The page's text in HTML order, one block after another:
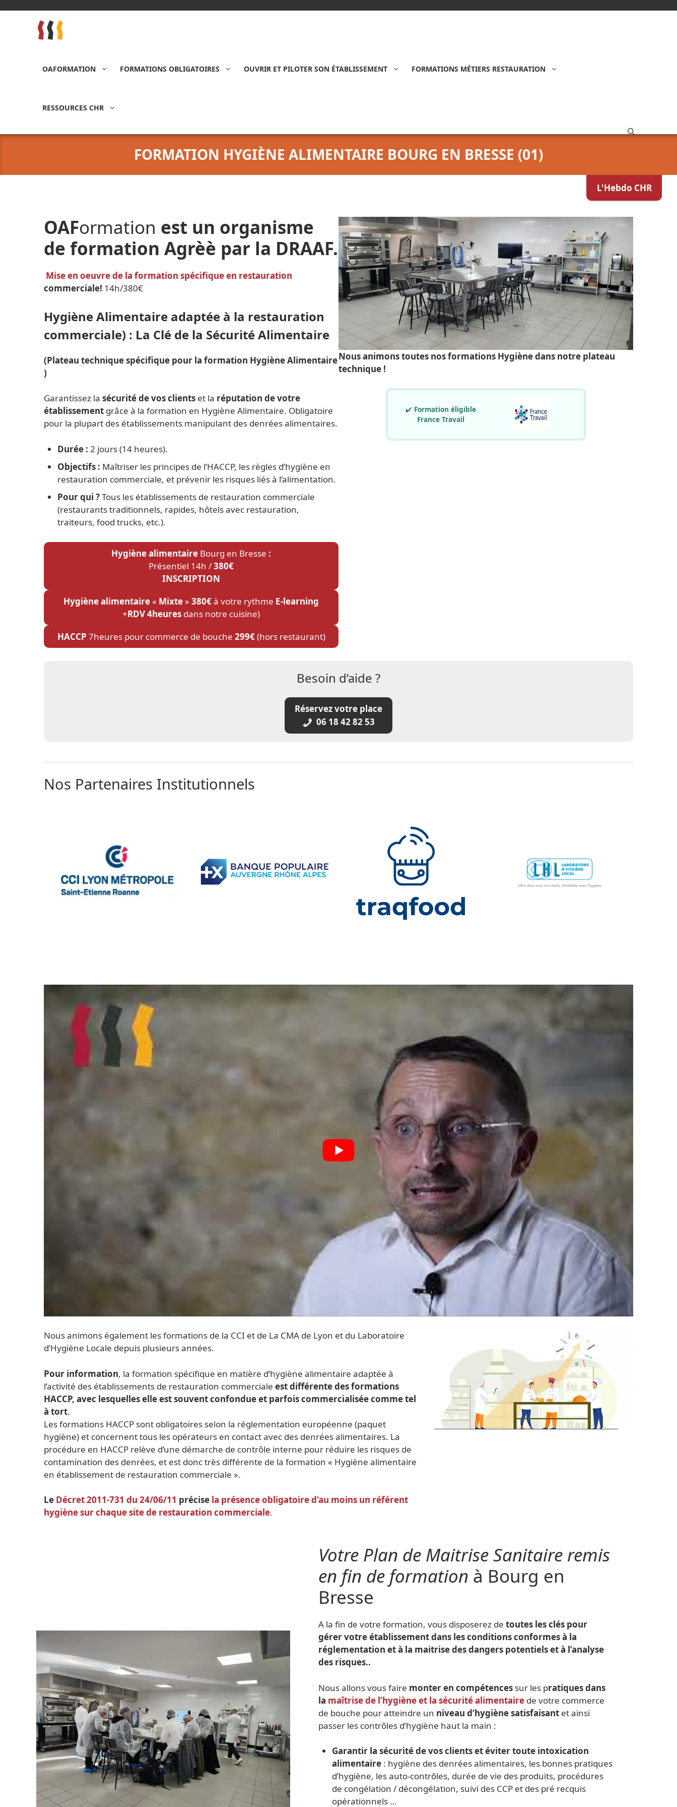
OAFORMATION FORMATIONS OBLIGATOIRES OUVRIR ET PILOTER SON ÉTABLISSEMENT FORMATIONS MÉTIERS RESTAURATION
RESSOURCES CHR
FORMATION HYGIÈNE ALIMENTAIRE BOURG EN BRESSE (01)
L'Hebdo CHR
OAFormation est un organisme
de formation Agrèè par la DRAAF.
Mise en oeuvre de la formation spécifique en restauration
commerciale! 14h/380€
Hygiène Alimentaire adaptée à la restauration
commerciale) : La Clé de la Sécurité Alimentaire
(Plateau technique spécifique pour la formation Hygiène Alimentaire
)
Garantissez la sécurité de vos clients et la réputation de votre
établissement grâce à la formation en Hygiène Alimentaire. Obligatoire
pour la plupart des établissements manipulant des denrées alimentaires.
Durée : 2 jours (14 heures).
Objectifs : Maîtriser les principes de l’HACCP, les règles d’hygiène en
restauration commerciale, et prévenir les risques liés à l’alimentation.
Pour qui ?Tous les établissements de restauration commerciale
(restaurants traditionnels, rapides, hôtels avec restauration,
traiteurs, food trucks, etc.).
Hygiène alimentaire Bourg en Bresse :
Présentiel 14h /380€
INSCRIPTION
Hygiène alimentaire« Mixte » 380€à votre rythme E-learning
+RDV 4heures dans notre cuisine)
HACCP 7heures pour commerce de bouche 299€(hors restaurant)
Nous animons toutes nos formations Hygiène dans notre plateau
technique !
✔️ Formation éligible
France Travail
Besoin d’aide ?
Réservez votre place
06 18 42 82 53
Nos Partenaires Institutionnels
Nous animons également les formations de la CCI et de La CMA de Lyon et du Laboratoire
d’Hygiène Locale depuis plusieurs années.
Pour information, la formation spécifique en matière d’hygiène alimentaire adaptée à
l’activité des établissements de restauration commerciale est différente des formations
HACCP, avec lesquelles elle est souvent confondue et parfois commercialisée comme tel
à tort.
Les formations HACCP sont obligatoires selon la réglementation européenne (paquet
hygiène) et concernent tous les opérateurs en contact avec des denrées alimentaires. La
procédure en HACCP relève d’une démarche de contrôle interne pour réduire les risques de
contamination des denrées, et est donc très différente de la formation « Hygiène alimentaire
en établissement de restauration commerciale ».
Le Décret 2011-731 du 24/06/11 précise la présence obligatoire d’au moins un référent
hygiène sur chaque site de restauration commerciale.
Votre Plan de Maitrise Sanitaire remis
en fin de formation à Bourg en
Bresse
A la fin de votre formation, vous disposerez de toutes les clés pour
gérer votre établissement dans les conditions conformes à la
réglementation et à la maitrise des dangers potentiels et à l’analyse
des risques..
Nous allons vous faire monter en compétencessur les pratiques dans
la maîtrise de l’hygiène et la sécurité alimentaire de votre commerce
de bouche pour atteindre un niveau d’hygiène satisfaisant et ainsi
passer les contrôles d’hygiène haut la main :
Garantir la sécurité de vos clients et éviter toute intoxication
alimentaire : hygiène des denrées alimentaires, les bonnes pratiques
d’hygiène, les auto-contrôles, durée de vie des produits, procédures
de congélation / décongélation, suivi des CCP et des pré recquis
opérationnels …